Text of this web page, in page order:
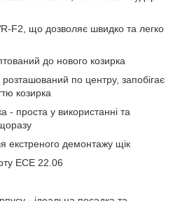
F2, що дозволяє швидко та легко
до нового козирка
розташований по центру, запобігає
козирка
- проста у використанні та
екстреного демонтажу щік
ECE 22.06